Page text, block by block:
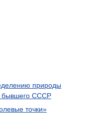
природы
бывшего СССР
точки»